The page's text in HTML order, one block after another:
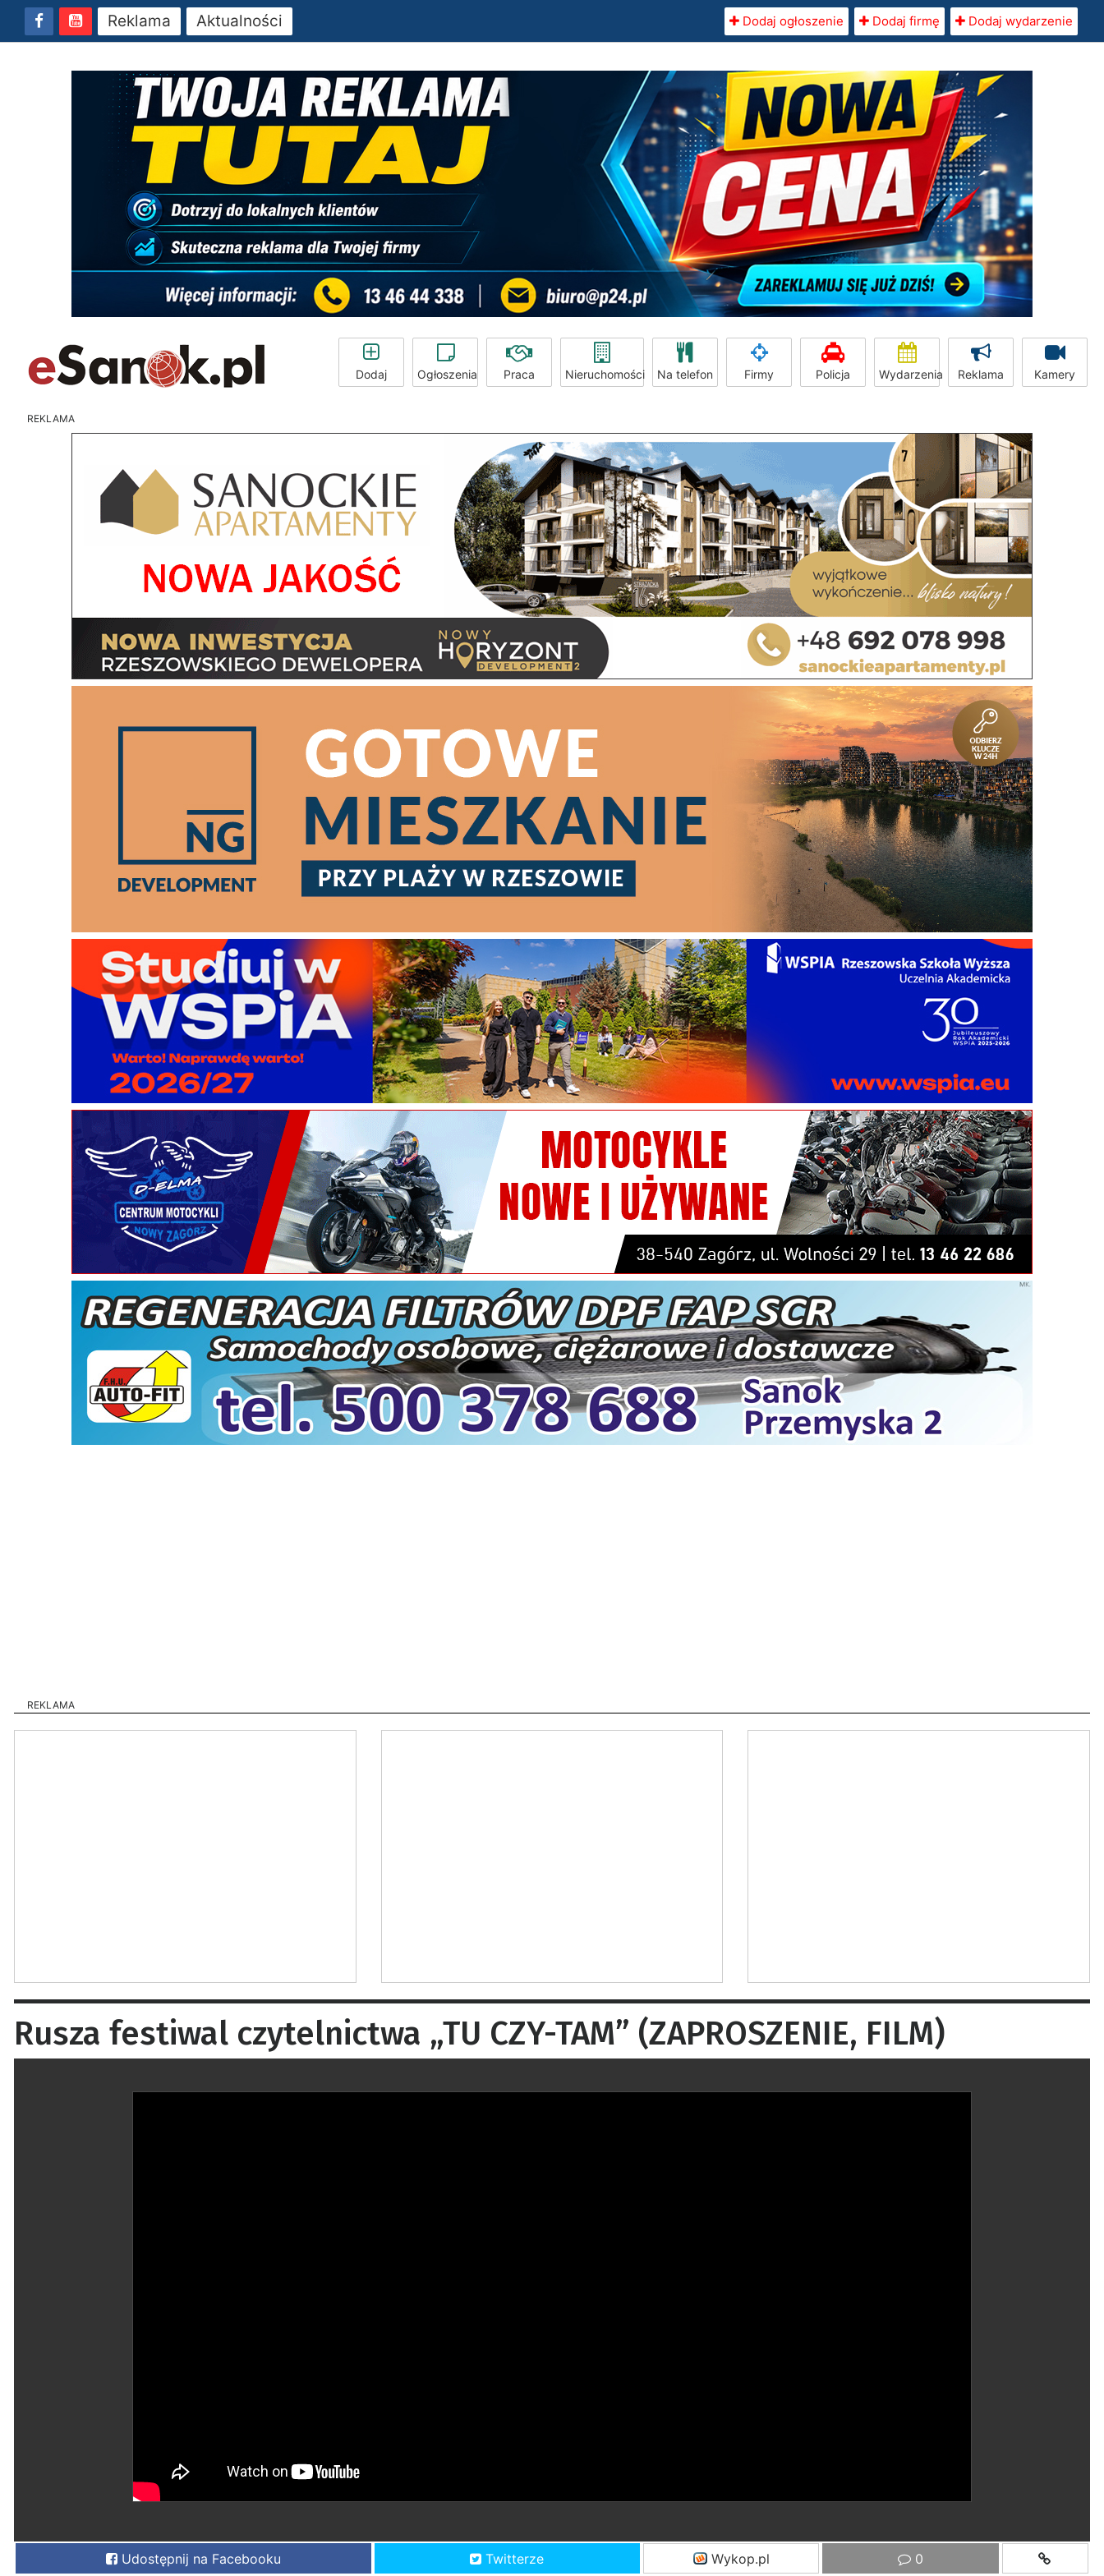
Reklama Aktualności Dodaj ogłoszenie Dodaj firmę Dodaj wydarzenie
Dodaj Ogłoszenia Praca Nieruchomości Na telefon Firmy Policja Wydarzenia Reklama Kamery
REKLAMA
REKLAMA
Rusza festiwal czytelnictwa „TU CZY-TAM” (ZAPROSZENIE, FILM)
Udostępnij na Facebooku Twitterze Wykop.pl 0